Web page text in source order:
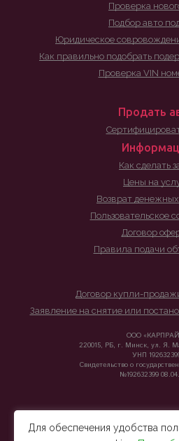
Проверка
Подбор авто
Юридическое
Как правильно подобрать
Проверка VIN
Продать
Как сделать
Цены на
Возврат
Пользовательское
Договор
Правила подачи
Договор купли-
Заявление на снятие или
ООО
220015, РБ, г. Минск, ул. Я.
УНП
Свидетельство о
№192632399
Для обеспечения удобства